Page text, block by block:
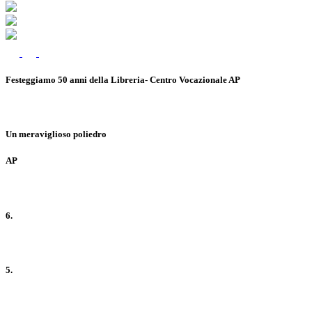
Festeggiamo 50 anni della Libreria- Centro Vocazionale AP
Un meraviglioso poliedro
AP
6.
5.